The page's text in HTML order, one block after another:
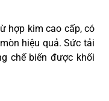
hợp kim cao cấp, có
hiệu quả. Sức tải
chế biến được khối